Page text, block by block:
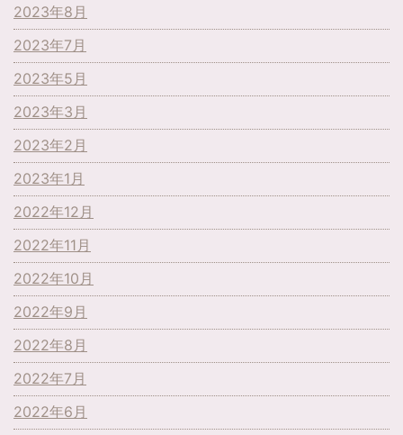
2023年8月
2023年7月
2023年5月
2023年3月
2023年2月
2023年1月
2022年12月
2022年11月
2022年10月
2022年9月
2022年8月
2022年7月
2022年6月